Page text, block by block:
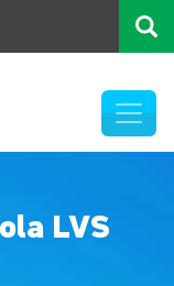
LVS